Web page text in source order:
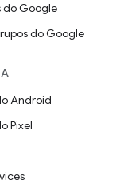
do Google
do Google
Android
Pixel